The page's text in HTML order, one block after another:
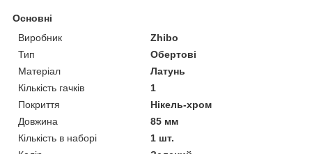
Основні
Виробник
Zhibo
Тип
Обертові
Матеріал
Латунь
Кількість гачків
1
Покриття
Нікель-хром
Довжина
85 мм
Кількість в наборі
1 шт.